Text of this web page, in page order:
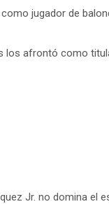
jugador de
los afrontó como
Jr. no domina el